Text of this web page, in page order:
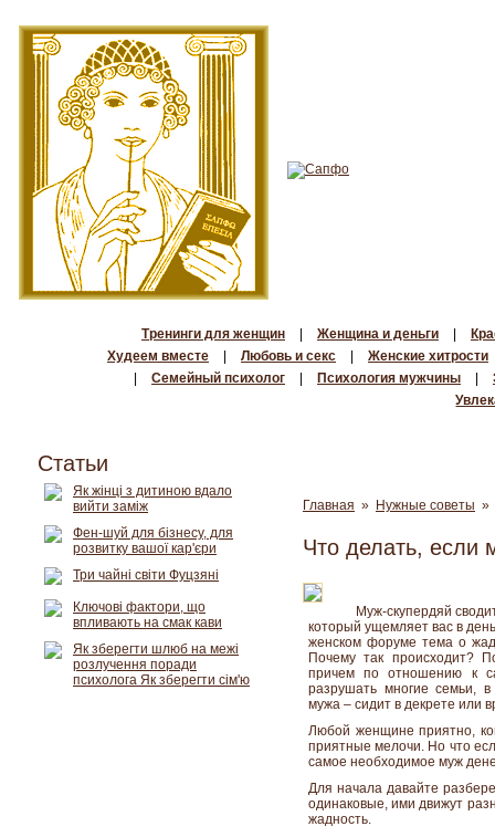
Тренинги для женщин Женщина и деньги
Худеем вместе
Любовь и секс
Женские хитрости
Семейный психолог Психология мужчины
Главная » Нужные советы »
Что делать, если
Муж-скупердяй
который ущемляет вас в
женском форуме тема о
Почему так происходит?
причем по отношению к
разрушать многие семьи,
мужа – сидит в декрете или
Любой женщине приятно,
приятные мелочи. Но что
самое необходимое муж
Для начала давайте
одинаковые, ими движут
жадность.
Статьи
Як жінці з дитиною вдало
вийти заміж
Фен-шуй для бізнесу, для
розвитку вашої кар'єри
Три чайні світи Фуцзяні
Ключові фактори, що
впливають на смак кави
Як зберегти шлюб на межі
розлучення поради
психолога Як зберегти сім'ю